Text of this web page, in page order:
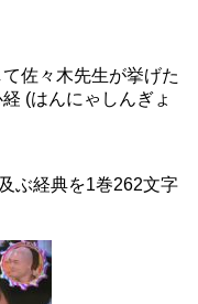
佐々木先生が挙げた
(はんにゃしんぎょ
ぶ経典を1巻262文字